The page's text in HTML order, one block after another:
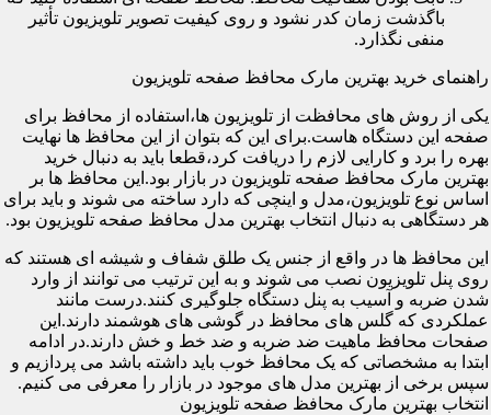
باگذشت زمان کدر نشود و روی کیفیت تصویر تلویزیون تأثیر
منفی نگذارد.
راهنمای خرید بهترین مارک محافظ صفحه تلویزیون
یکی از روش های محافظت از تلویزیون ها،استفاده از محافظ برای
صفحه این دستگاه هاست.برای این که بتوان از این محافظ ها نهایت
بهره را برد و کارایی لازم را دریافت کرد،قطعا باید به دنبال خرید
بهترین مارک محافظ صفحه تلویزیون در بازار بود.این محافظ ها بر
اساس نوع تلویزیون،مدل و اینچی که دارد ساخته می شوند و باید برای
هر دستگاهی به دنبال انتخاب بهترین مدل محافظ صفحه تلویزیون بود.
این محافظ ها در واقع از جنس یک طلق شفاف و شیشه ای هستند که
روی پنل تلویزیون نصب می شوند و به این ترتیب می توانند از وارد
شدن ضربه و آسیب به پنل دستگاه جلوگیری کنند.درست مانند
عملکردی که گلس های محافظ در گوشی های هوشمند دارند.این
صفحات محافظ ماهیت ضد ضربه و ضد خط و خش دارند.در ادامه
ابتدا به مشخصاتی که یک محافظ خوب باید داشته باشد می پردازیم و
سپس برخی از بهترین مدل های موجود در بازار را معرفی می کنیم.
انتخاب بهترین مارک محافظ صفحه تلویزیون